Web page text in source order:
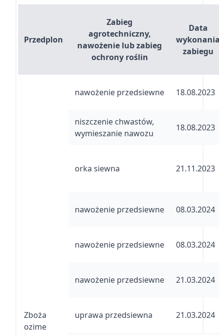
Przedplon
Zabieg
agrotechniczny,
nawożenie lub zabieg
ochrony roślin
Data
zabiegu
Zboża
ozime
nawożenie przedsiewne 18.08.2023
niszczenie chwastów,
wymieszanie nawozu
18.08.2023
orka siewna 21.11.2023
nawożenie przedsiewne 08.03.2024
nawożenie przedsiewne 08.03.2024
nawożenie przedsiewne 21.03.2024
uprawa przedsiewna 21.03.2024